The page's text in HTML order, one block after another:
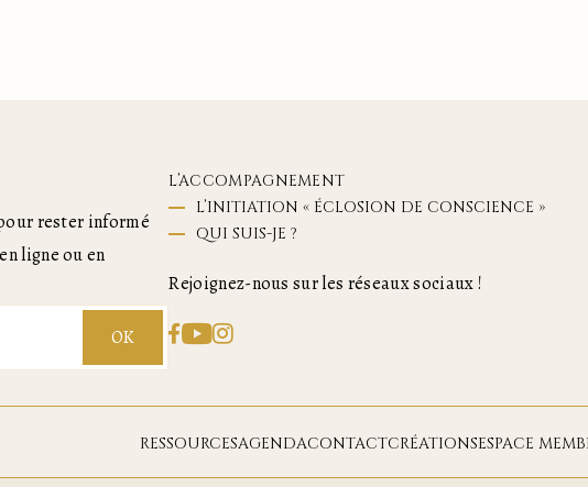
rester informé
ligne ou en
OK
L’ACCOMPAGNEMENT
L’INITIATION « ÉCLOSION DE CONSCIENCE »
QUI SUIS-JE ?
Rejoignez-nous sur les réseaux sociaux !
RESSOURCESAGENDACONTACTCRÉATIONSESPACE